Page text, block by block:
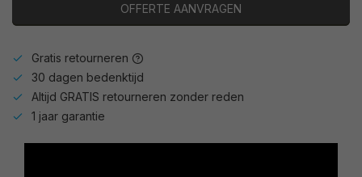
OFFERTE AANVRAGEN
Gratis retourneren
30 dagen bedenktijd
Altijd GRATIS retourneren zonder reden
1 jaar garantie